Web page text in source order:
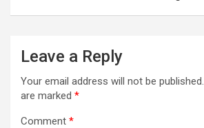
Leave a Reply
Your email address will not be published.
are marked *
Comment *